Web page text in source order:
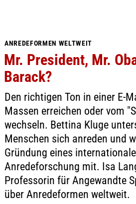
ANREDEFORMEN WELTWEIT
Mr. President, Mr.
Barack?
Den richtigen Ton in einer E-
Massen erreichen oder vom
wechseln. Bettina Kluge
Menschen sich anreden und
Gründung eines
Anredeforschung mit. Isa
Professorin für Angewandte
über Anredeformen weltweit.